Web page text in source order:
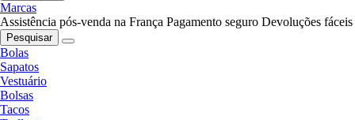
Marcas
Assistência pós-venda na França Pagamento seguro Devoluções fáceis
Pesquisar
Bolas
Sapatos
Vestuário
Bolsas
Tacos